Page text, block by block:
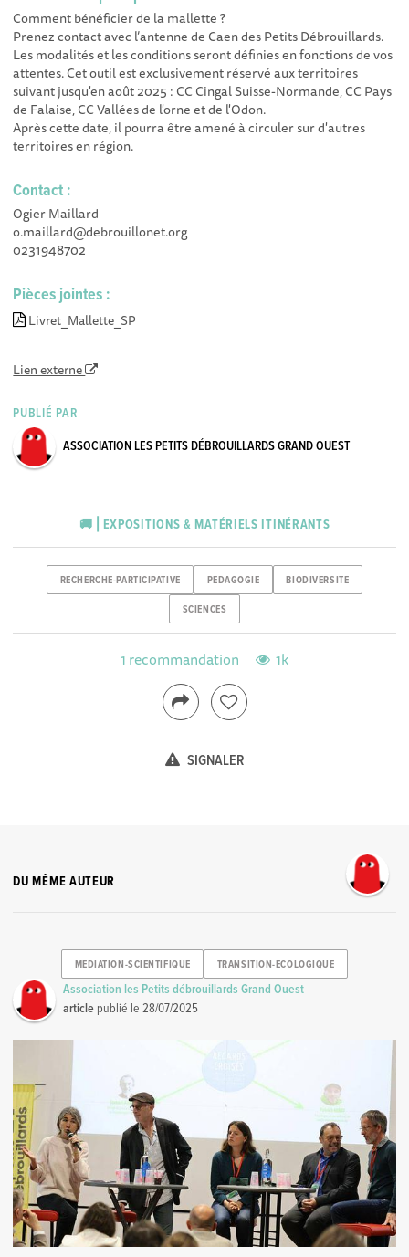
Comment bénéficier de la mallette ?
Prenez contact avec l’antenne de Caen des Petits Débrouillards.
Les modalités et les conditions seront définies en fonctions de vos
attentes.Cet outil est exclusivement réservé aux territoires
suivant jusqu'en août 2025 : CC Cingal Suisse-Normande, CC Pays
de Falaise, CC Vallées de l'orne et de l'Odon.
Après cette date, il pourra être amené à circuler sur d'autres
territoires en région.
Contact :
Ogier Maillard
o.maillard@debrouillonet.org
0231948702
Pièces jointes :
Livret_Mallette_SP
Lien externe
PUBLIÉ PAR
ASSOCIATION LES PETITS DÉBROUILLARDS GRAND OUEST
🚚 ⎜EXPOSITIONS & MATÉRIELS ITINÉRANTS
RECHERCHE-PARTICIPATIVE PEDAGOGIE BIODIVERSITE
SCIENCES
1 recommandation 1k
SIGNALER
DU MÊME AUTEUR
MEDIATION-SCIENTIFIQUE TRANSITION-ECOLOGIQUE
Association les Petits débrouillards Grand Ouest
article publié le28/07/2025